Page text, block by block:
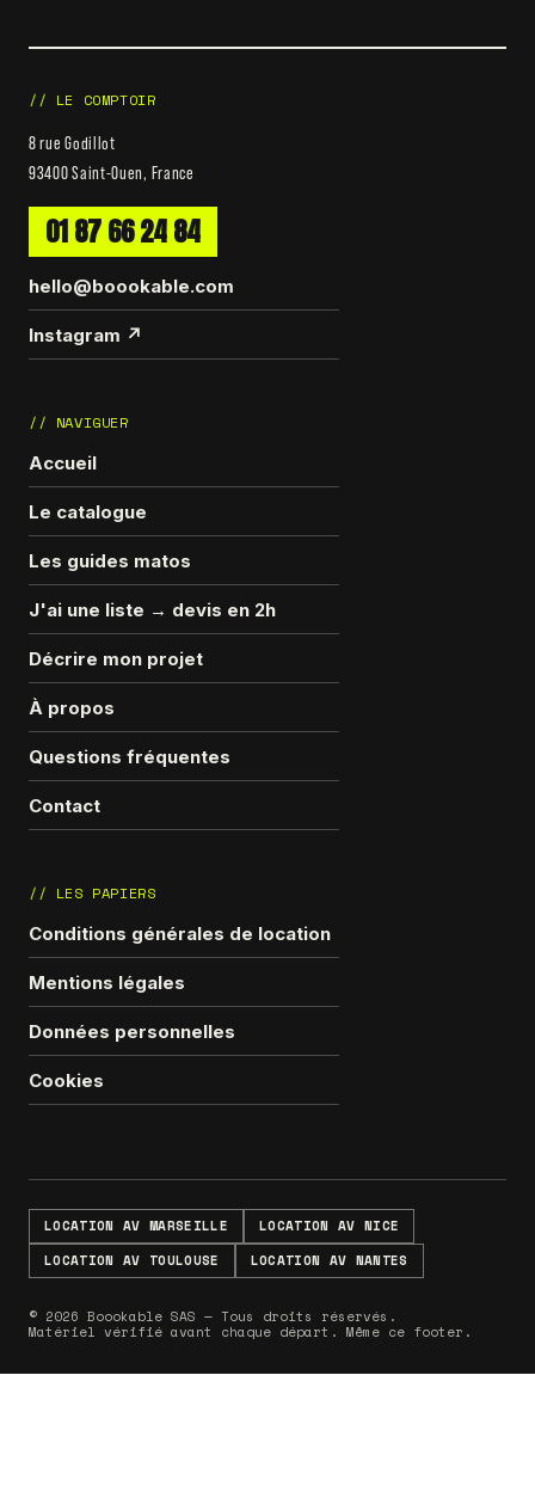
// LE COMPTOIR
8 rue Godillot
93400 Saint-Ouen, France
01 87 66 24 84
hello@boookable.com
Instagram ↗
// NAVIGUER
Accueil
Le catalogue
Les guides matos
J'ai une liste → devis en 2h
Décrire mon projet
À propos
Questions fréquentes
Contact
// LES PAPIERS
Conditions générales de location
Mentions légales
Données personnelles
Cookies
LOCATION AV MARSEILLE
LOCATION AV NICE
LOCATION AV TOULOUSE
LOCATION AV NANTES
© 2026 Boookable SAS — Tous droits réservés.
Matériel vérifié avant chaque départ. Même ce footer.